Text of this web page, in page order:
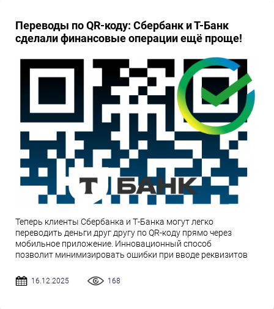
Переводы по QR-коду: Сбербанк и Т-Банк
сделали финансовые операции ещё проще!
Теперь клиенты Сбербанка и Т-Банка могут легко
переводить деньги друг другу по QR-коду прямо через
мобильное приложение. Инновационный способ
позволит минимизировать ошибки при вводе реквизитов
16.12.2025 168